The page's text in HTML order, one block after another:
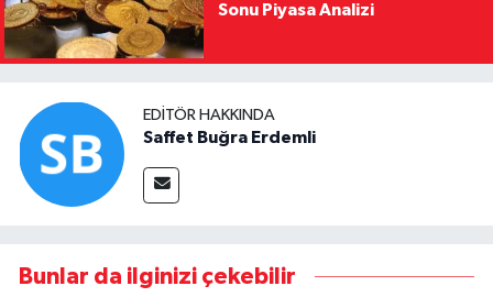
Sonu Piyasa Analizi
EDITÖR HAKKINDA
Saffet Buğra Erdemli
Bunlar da ilginizi çekebilir